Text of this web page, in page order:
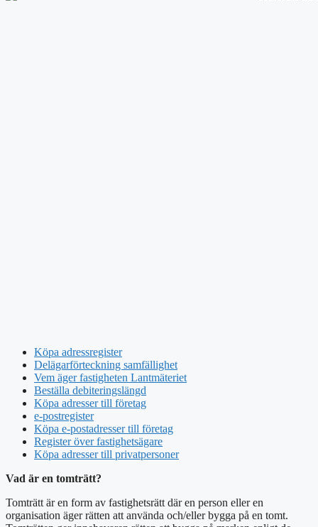
Köpa adressregister
Delägarförteckning samfällighet
Vem äger fastigheten Lantmäteriet
Beställa debiteringslängd
Köpa adresser till företag
e-postregister
Köpa e-postadresser till företag
Register över fastighetsägare
Köpa adresser till privatpersoner
Vad är en tomträtt?
Tomträtt är en form av fastighetsrätt där en person eller en
organisation äger rätten att använda och/eller bygga på en tomt.